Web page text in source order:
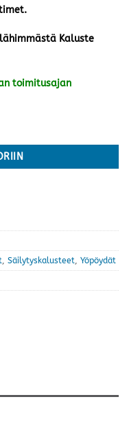
lähimmästä Kaluste
toimitusajan
, Säilytyskalusteet, Yöpöydät